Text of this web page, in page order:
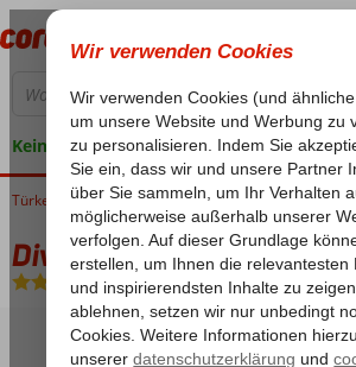
Keine versteckten Kosten
Home
Türkei Türkische Riviera Antalya Lara Divan Talya
Divan Talya
Halbpension- Hotel